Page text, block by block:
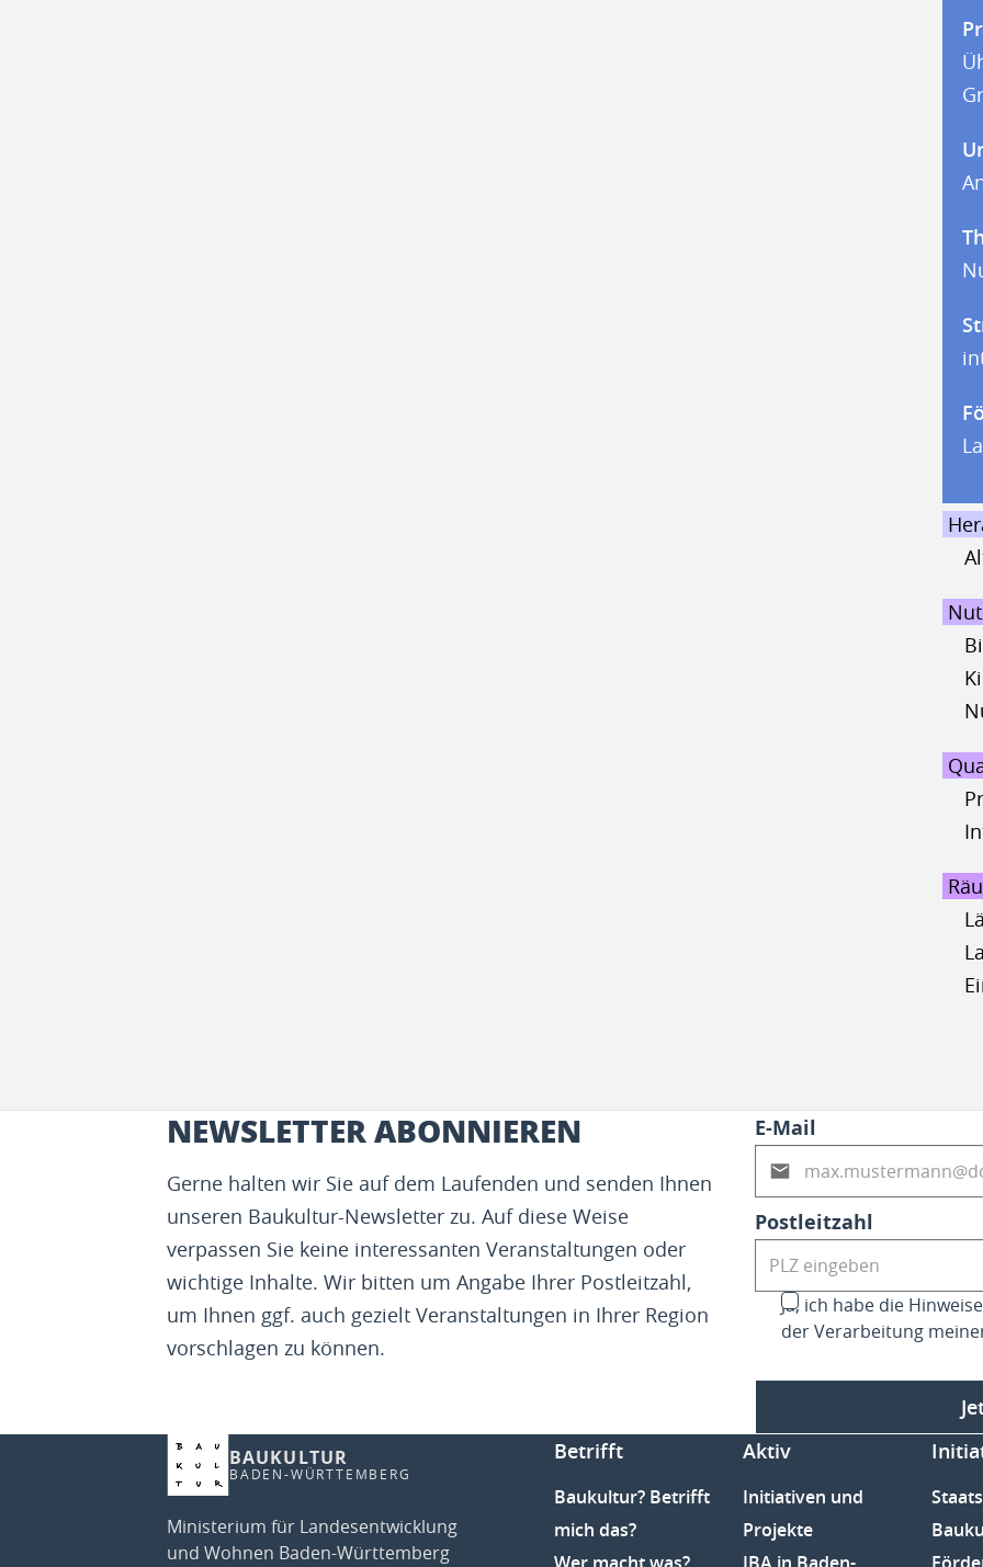
NEWSLETTER ABONNIEREN
Gerne halten wir Sie auf dem Laufenden und senden Ihnen
unseren Baukultur-Newsletter zu. Auf diese Weise
verpassen Sie keine interessanten Veranstaltungen oder
wichtige Inhalte. Wir bitten um Angabe Ihrer Postleitzahl,
um Ihnen ggf. auch gezielt Veranstaltungen in Ihrer Region
vorschlagen zu können.
E-Mail
Postleitzahl
Ja, ich habe die
der Verarbeitung
BAUKULTUR
BADEN-WÜRTTEMBERG
Ministerium für Landesentwicklung
und Wohnen Baden-Württemberg
Betrifft
Baukultur? Betrifft
mich das?
Wer macht was?
Aktiv
Initiativen und
Projekte
IBA in Baden-